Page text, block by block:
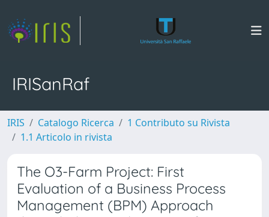
IRISanRaf
IRIS Catalogo Ricerca
1 Contributo su Rivista
1.1 Articolo in rivista
The O3-Farm Project: First
Evaluation of a Business Process
Management (BPM) Approach